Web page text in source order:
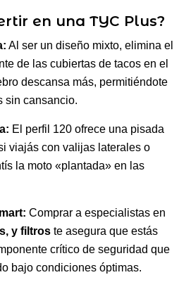
en una TYC Plus?
Al ser un diseño mixto, elimina el
de las cubiertas de tacos en el
descansa más, permitiéndote
sin cansancio.
El perfil 120 ofrece una pisada
viajás con valijas laterales o
la moto «plantada» en las
Comprar a especialistas en
y filtros te asegura que estás
crítico de seguridad que
bajo condiciones óptimas.